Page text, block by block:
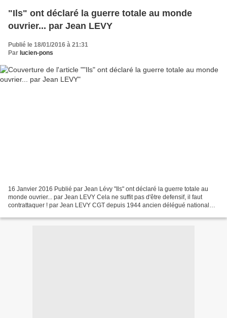
"Ils" ont déclaré la guerre totale au monde
ouvrier... par Jean LEVY
Publié le 18/01/2016 à 21:31
Par lucien-pons
16 Janvier 2016 Publié par Jean Lévy "Ils" ont déclaré la guerre totale au
monde ouvrier... par Jean LEVY Cela ne suffit pas d'être defensif, il faut
contrattaquer ! par Jean LEVY CGT depuis 1944 ancien délégué national